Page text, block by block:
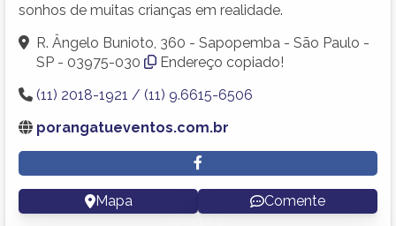
sonhos de muitas crianças em realidade.
R. Ângelo Bunioto, 360 - Sapopemba - São Paulo -
SP - 03975-030
Endereço copiado!
(11) 2018-1921 / (11) 9.6615-6506
porangatueventos.com.br
Mapa Comente